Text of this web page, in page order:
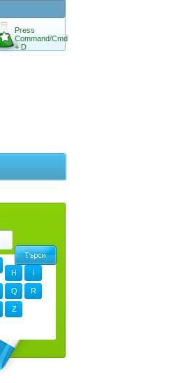
Press
Command/Cmd
+ D
H
I
Q R
Z